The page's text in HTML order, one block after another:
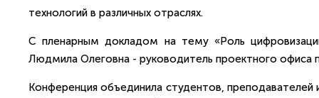
технологий в различных отраслях.
С пленарным докладом на тему «Роль
Людмила Олеговна - руководитель проектного
Конференция объединила студентов,